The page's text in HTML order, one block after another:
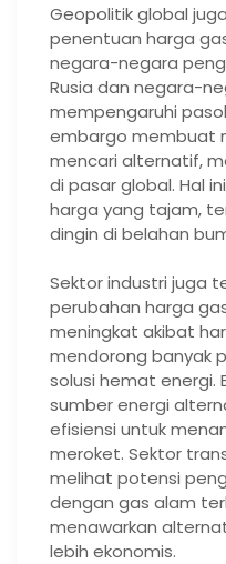
Geopolitik global
penentuan harga
negara-negara
Rusia dan negara-
mempengaruhi
embargo membuat
mencari alternatif,
di pasar global. Hal
harga yang tajam,
dingin di belahan
Sektor industri juga
perubahan harga
meningkat akibat
mendorong banyak
solusi hemat energi.
sumber energi
efisiensi untuk
meroket. Sektor
melihat potensi
dengan gas alam
menawarkan
lebih ekonomis.